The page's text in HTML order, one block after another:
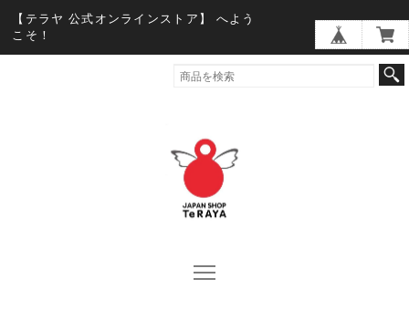
【テラヤ 公式オンラインストア】 へよう
こそ！